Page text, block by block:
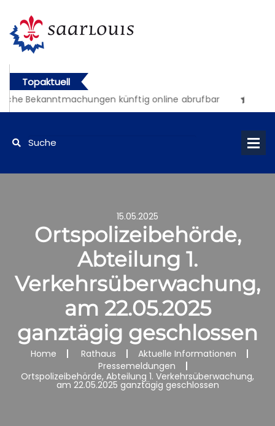
Topaktuell
Bekanntmachungen künftig online abrufbar
15.05.2025
Ortspolizeibehörde,
Abteilung 1.
Verkehrsüberwachung,
am 22.05.2025
ganztägig geschlossen
Home Rathaus
Aktuelle Informationen
Pressemeldungen
Ortspolizeibehörde, Abteilung 1. Verkehrsüberwachung,
am 22.05.2025 ganztägig geschlossen